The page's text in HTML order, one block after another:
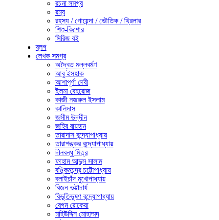
রচনা সমগ্র
রম্য
রহস্য / গোয়েন্দা / ভৌতিক / থ্রিলার
শিশু-কিশোর
সিরিজ বই
ব্লগ
লেখক সমগ্র
অদ্বৈত মল্লবর্মণ
আবু ইসহাক
আশাপূর্ণা দেবী
ইলমা বেহরোজ
কাজী নজরুল ইসলাম
কালিদাস
জসীম উদ্‌দীন
জহির রায়হান
তারাদাস বন্দ্যোপাধ্যায়
তারাশঙ্কর বন্দ্যোপাধ্যায়
দীনবন্ধু মিত্র
ফাহাম আব্দুস সালাম
বঙ্কিমচন্দ্র চট্টোপাধ্যায়
বলাইচাঁদ মুখোপাধ্যায়
বিজন ভট্টাচার্য
বিভূতিভূষণ বন্দ্যোপাধ্যায়
বেগম রোকেয়া
মহিউদ্দিন মোহাম্মদ